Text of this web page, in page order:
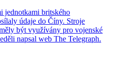
jednotkami britského
údaje do Číny. Stroje
být využívány pro vojenské
napsal web The Telegraph.